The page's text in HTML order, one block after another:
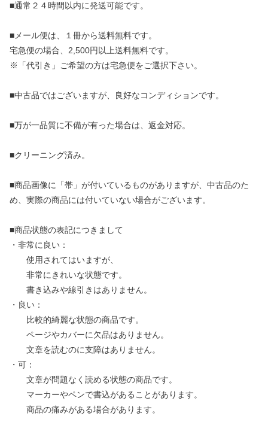
■通常２４時間以内に発送可能です。
■メール便は、１冊から送料無料です。
宅急便の場合、2,500円以上送料無料です。
※「代引き」ご希望の方は宅急便をご選択下さい。
■中古品ではございますが、良好なコンディションです。
■万が一品質に不備が有った場合は、返金対応。
■クリーニング済み。
■商品画像に「帯」が付いているものがありますが、中古品のた
め、実際の商品には付いていない場合がございます。
■商品状態の表記につきまして
・非常に良い：
使用されてはいますが、
非常にきれいな状態です。
書き込みや線引きはありません。
・良い：
比較的綺麗な状態の商品です。
ページやカバーに欠品はありません。
文章を読むのに支障はありません。
・可：
文章が問題なく読める状態の商品です。
マーカーやペンで書込があることがあります。
商品の痛みがある場合があります。